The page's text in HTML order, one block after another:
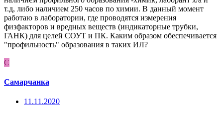
т.д, либо наличием 250 часов по химии. В данный момент
работаю в лаборатории, где проводятся измерения
физфакторов и вредных веществ (индикаторные трубки,
ГАНК) для целей СОУТ и ПК. Каким образом обеспечивается
"профильность" образования в таких ИЛ?
С
Самарчанка
11.11.2020